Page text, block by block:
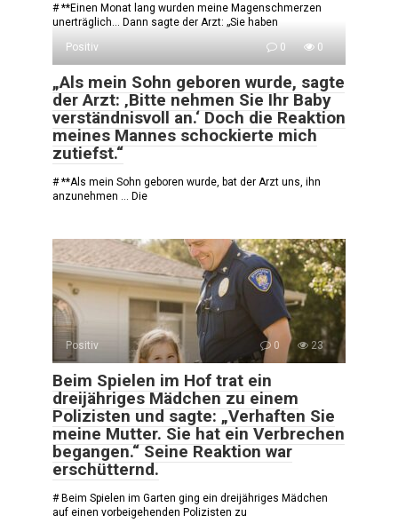
# **Einen Monat lang wurden meine Magenschmerzen
unerträglich… Dann sagte der Arzt: „Sie haben
Positiv
0 0
„Als mein Sohn geboren wurde, sagte
der Arzt: ‚Bitte nehmen Sie Ihr Baby
verständnisvoll an.‘ Doch die Reaktion
meines Mannes schockierte mich
zutiefst.“
# **Als mein Sohn geboren wurde, bat der Arzt uns, ihn
anzunehmen … Die
Positiv 0 23
Beim Spielen im Hof trat ein
dreijähriges Mädchen zu einem
Polizisten und sagte: „Verhaften Sie
meine Mutter. Sie hat ein Verbrechen
begangen.“ Seine Reaktion war
erschütternd.
# Beim Spielen im Garten ging ein dreijähriges Mädchen
auf einen vorbeigehenden Polizisten zu